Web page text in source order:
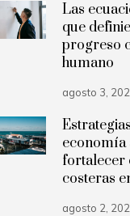
Las
que
progreso
humano
agosto 3,
economía
fortalecer
costeras
agosto 2,